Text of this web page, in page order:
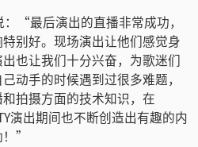
“最后演出的直播非常成功，
别好。现场演出让他们感觉身
也让我们十分兴奋，为歌迷们
动手的时候遇到过很多难题，
拍摄方面的技术知识，在
演出期间也不断创造出有趣的内
”